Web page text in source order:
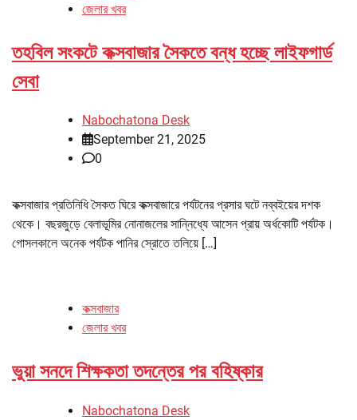
জেলার খবর
তহবিল সংকটে কক্সবাজার সৈকতে বন্ধ হচ্ছে লাইফগার্ড
সেবা
Nabochatona Desk
September 21, 2025
0
কক্সবাজার প্রতিনিধি সৈকত ঘিরে কক্সবাজারে পর্যটনের প্রসার ঘটে নব্বইয়ের দশক
থেকে। বছরজুড়ে বেলাভূমির নোনাজলের সান্নিধ্যে আসেন প্রায় অর্ধকোটি পর্যটক।
গোসলকালে অনেক পর্যটক পানির স্রোতে তলিয়ে […]
কক্সবাজার
জেলার খবর
ভুয়া সনদে শিক্ষকতা তদন্তের পর বহিষ্কার
Nabochatona Desk